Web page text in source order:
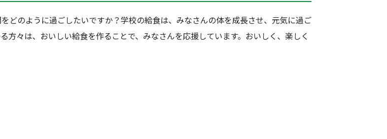
どのように過ごしたいですか？学校の給食は、みなさんの体を成長させ、元気に過ご
方々は、おいしい給食を作ることで、みなさんを応援しています。おいしく、楽しく